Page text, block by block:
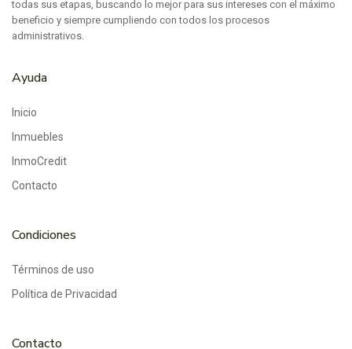
todas sus etapas, buscando lo mejor para sus intereses con el máximo
beneficio y siempre cumpliendo con todos los procesos
administrativos.
Ayuda
Inicio
Inmuebles
InmoCredit
Contacto
Condiciones
Términos de uso
Política de Privacidad
Contacto